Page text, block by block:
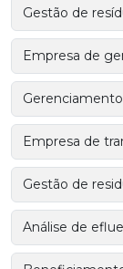
Gestão de
Empresa de
Empresa de
Gestão de
Análise de